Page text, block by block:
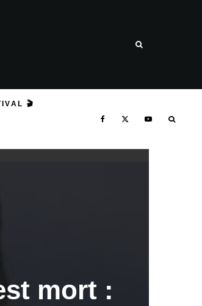
🎬
mort :